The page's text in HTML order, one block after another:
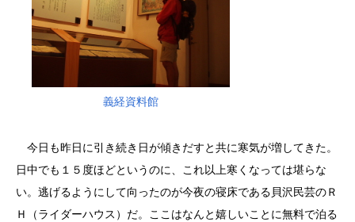
義経資料館
今日も昨日に引き続き日が傾きだすと共に寒気が増してきた。
日中でも１５度ほどというのに、これ以上寒くなっては堪らな
い。逃げるようにして向ったのが今夜の寝床である貝沢民芸のＲ
Ｈ（ライダーハウス）だ。ここはなんと嬉しいことに無料で泊る